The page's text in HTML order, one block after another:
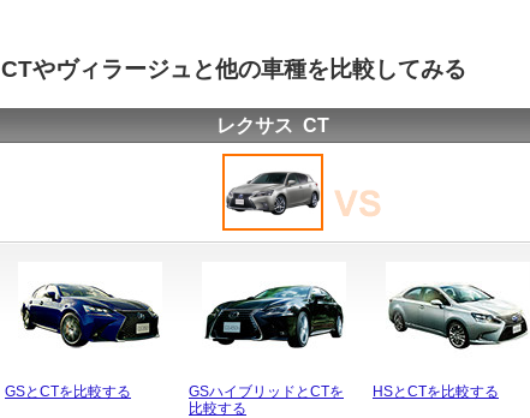
CTやヴィラージュと他の車種を比較してみる
レクサス CT
GSとCTを比較する
GSハイブリッドとCTを
比較する
HSとCTを比較する